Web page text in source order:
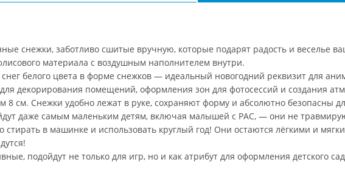
снежки, заботливо сшитые вручную, которые подарят радость и веселье
материала с воздушным наполнителем внутри.
белого цвета в форме снежков — идеальный новогодний реквизит для
декорирования помещений, оформления зон для фотосессий и создания
8 см. Снежки удобно лежат в руке, сохраняют форму и абсолютно безопасны
даже самым маленьким детям, включая малышей с РАС, — они не
в машинке и использовать круглый год! Они остаются лёгкими и
подойдут не только для игр, но и как атрибут для оформления детского